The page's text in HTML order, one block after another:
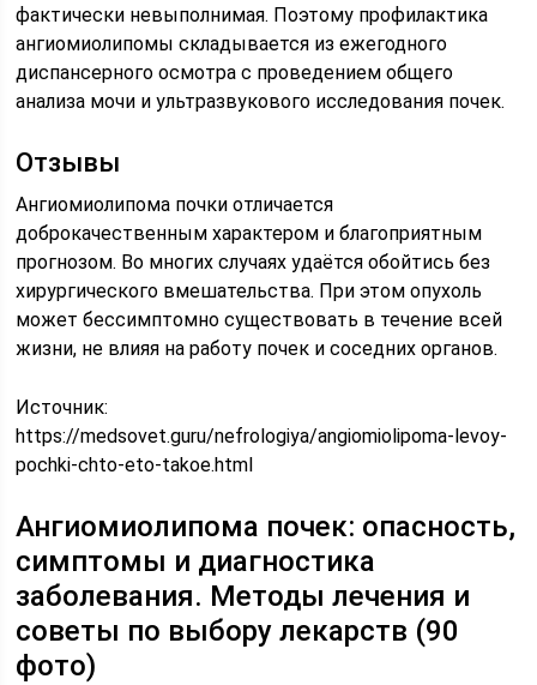
фактически невыполнимая. Поэтому профилактика
ангиомиолипомы складывается из ежегодного
диспансерного осмотра с проведением общего
анализа мочи и ультразвукового исследования почек.
Отзывы
Ангиомиолипома почки отличается
доброкачественным характером и благоприятным
прогнозом. Во многих случаях удаётся обойтись без
хирургического вмешательства. При этом опухоль
может бессимптомно существовать в течение всей
жизни, не влияя на работу почек и соседних органов.
Источник:
https://medsovet.guru/nefrologiya/angiomiolipoma-levoy-
pochki-chto-eto-takoe.html
Ангиомиолипома почек: опасность,
симптомы и диагностика
заболевания. Методы лечения и
советы по выбору лекарств (90
фото)